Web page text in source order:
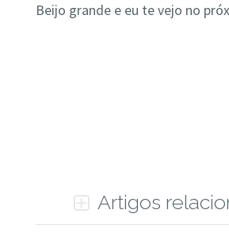
Beijo grande e eu te vejo no
Artigos